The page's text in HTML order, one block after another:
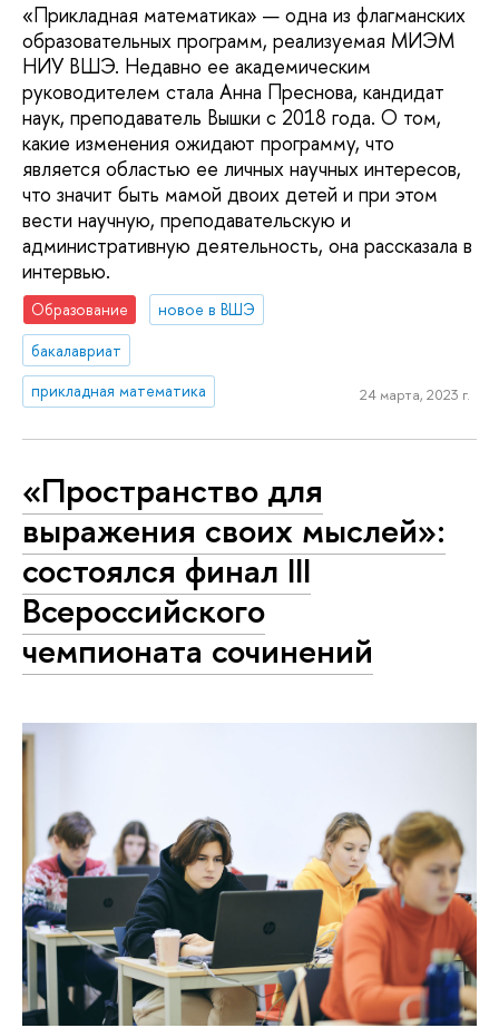
«Прикладная математика» — одна из флагманских
образовательных программ, реализуемая МИЭМ
НИУ ВШЭ. Недавно ее академическим
руководителем стала Анна Преснова, кандидат
наук, преподаватель Вышки с 2018 года. О том,
какие изменения ожидают программу, что
является областью ее личных научных интересов,
что значит быть мамой двоих детей и при этом
вести научную, преподавательскую и
административную деятельность, она рассказала в
интервью.
Образование
новое в ВШЭ
бакалавриат
прикладная математика
24 марта, 2023 г.
«Пространство для
выражения своих мыслей»:
состоялся финал III
Всероссийского
чемпионата сочинений